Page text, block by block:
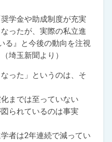
学金や助成制度が充実
ったが、実際の私立進
る』と今後の動向を注視
埼玉新聞より）
った」というのは、そ
までは至っていない
られているのは事実
者は2年連続で減ってい